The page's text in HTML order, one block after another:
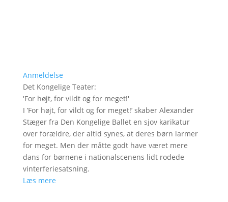
Anmeldelse
Det Kongelige Teater:
'For højt, for vildt og for meget!'
I ’For højt, for vildt og for meget!’ skaber Alexander
Stæger fra Den Kongelige Ballet en sjov karikatur
over forældre, der altid synes, at deres børn larmer
for meget. Men der måtte godt have været mere
dans for børnene i nationalscenens lidt rodede
vinterferiesatsning.
Læs mere